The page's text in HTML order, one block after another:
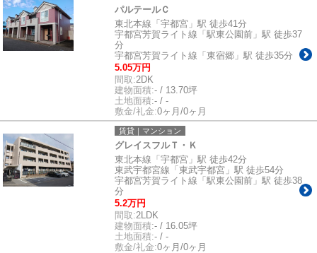
パルテールＣ
東北本線「宇都宮」駅 徒歩41分
宇都宮芳賀ライト線「駅東公園前」駅 徒歩37
分
宇都宮芳賀ライト線「東宿郷」駅 徒歩35分
5.05万円
間取:2DK
建物面積:- / 13.70坪
土地面積:- / -
敷金/礼金:0ヶ月/0ヶ月
賃貸｜マンション
グレイスフルＴ・Ｋ
東北本線「宇都宮」駅 徒歩42分
東武宇都宮線「東武宇都宮」駅 徒歩54分
宇都宮芳賀ライト線「駅東公園前」駅 徒歩38
分
5.2万円
間取:2LDK
建物面積:- / 16.05坪
土地面積:- / -
敷金/礼金:0ヶ月/0ヶ月